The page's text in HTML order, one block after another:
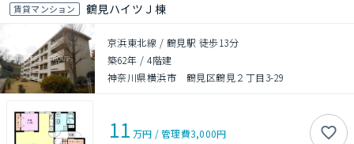
賃貸マンション 鶴見ハイツＪ棟
京浜東北線 / 鶴見駅 徒歩13分
築62年 /4階建
神奈川県横浜市 鶴見区鶴見２丁目3-29
11 万円 /管理費3,000円